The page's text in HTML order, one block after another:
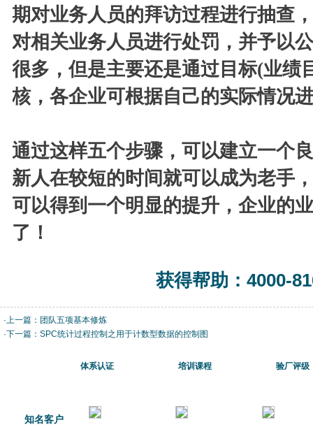
期对业务人员的拜访过程进行抽查
对相关业务人员进行处罚，并予以
很多，但是主要还是通过目标(业绩
核，各企业可根据自己的实际情况
通过这样五个步骤，可以建立一个
新人在较短的时间就可以成为老手
可以得到一个明显的提升，企业的
了！
获得帮助：4000-
·上一篇： 团队五项基本修炼
·下一篇： SPC统计过程控制之用于计数型数据的控制图
体系认证 培训课程 验厂评级
知名客户